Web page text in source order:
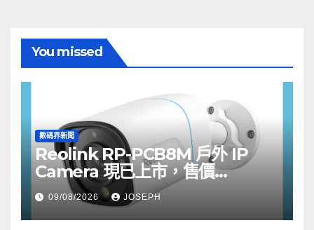
You missed
數碼界新聞
Reolink RP-PCB8M 戶外 IP
Camera 現已上市，售價
HK$722
09/08/2026 JOSEPH